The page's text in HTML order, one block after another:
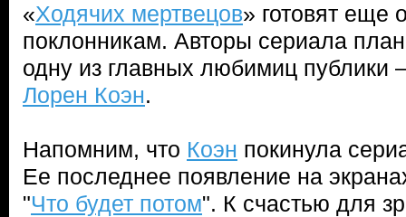
«Ходячих мертвецов» готовят еще
поклонникам. Авторы сериала
одну из главных любимиц публики
Лорен Коэн.
Напомним, что Коэн покинула
Ее последнее появление на
"Что будет потом". К счастью для